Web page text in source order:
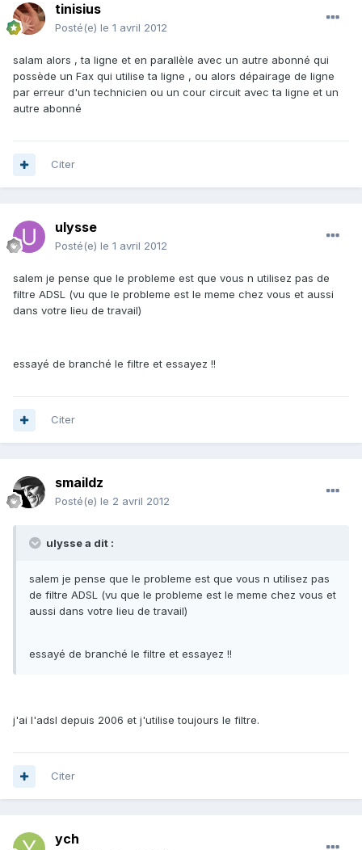
tinisius
Posté(e) le 1 avril 2012
salam alors , ta ligne et en parallèle avec un autre abonné qui
possède un Fax qui utilise ta ligne , ou alors dépairage de ligne
par erreur d'un technicien ou un cour circuit avec ta ligne et un
autre abonné
Citer
ulysse
Posté(e) le 1 avril 2012
salem je pense que le probleme est que vous n utilisez pas de
filtre ADSL (vu que le probleme est le meme chez vous et aussi
dans votre lieu de travail)
essayé de branché le filtre et essayez !!
Citer
smaildz
Posté(e) le 2 avril 2012
ulysse a dit :
salem je pense que le probleme est que vous n utilisez pas
de filtre ADSL (vu que le probleme est le meme chez vous et
aussi dans votre lieu de travail)
essayé de branché le filtre et essayez !!
j'ai l'adsl depuis 2006 et j'utilise toujours le filtre.
Citer
ych